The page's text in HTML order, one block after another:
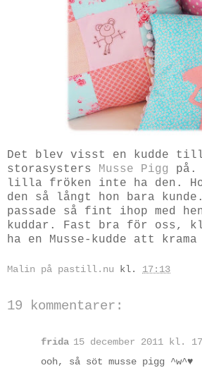
Det blev visst en kudde till.
storasysters
Musse Pigg
på.
lilla fröken inte ha den.
den så långt hon bara
passade så fint ihop med
kuddar. Fast bra för oss,
ha en Musse-kudde att krama
Malin på pastill.nu kl. 17:13
19 kommentarer:
frida 15 december 2011 kl.
ooh, så söt musse pigg ^w^♥